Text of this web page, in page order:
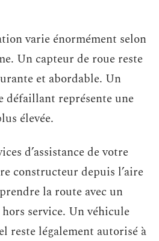
varie énormément selon
Un capteur de roue reste
et abordable. Un
défaillant représente une
élevée.
d’assistance de votre
constructeur depuis l’aire
la route avec un
service. Un véhicule
reste légalement autorisé à